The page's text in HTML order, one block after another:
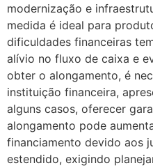
modernização e
medida é ideal para
dificuldades financeiras
alívio no fluxo de caixa e
obter o alongamento, é
instituição financeira,
alguns casos, oferecer
alongamento pode
financiamento devido aos
estendido, exigindo